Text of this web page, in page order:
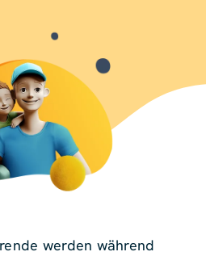
werden während